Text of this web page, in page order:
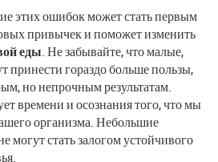
этих ошибок может стать первым
привычек и поможет изменить
еды. Не забывайте, что малые,
принести гораздо больше пользы,
но непрочным результатам.
времени и осознания того, что мы
организма. Небольшие
могут стать залогом устойчивого